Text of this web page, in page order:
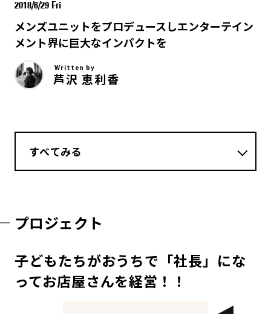
2018/6/29 Fri
メンズユニットをプロデュースしエンターテイン
メント界に巨大なインパクトを
Written by
芦沢 恵利香
すべてみる
プロジェクト
子どもたちがおうちで「社長」にな
ってお店屋さんを経営！！